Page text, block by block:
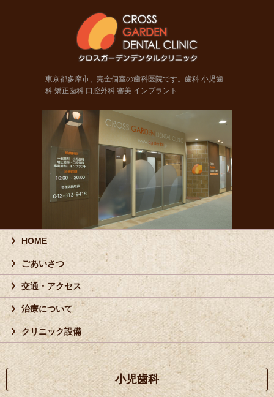
東京都多摩市、完全個室の歯科医院です。歯科 小児歯
科 矯正歯科 口腔外科 審美 インプラント
HOME
ごあいさつ
交通・アクセス
治療について
クリニック設備
小児歯科